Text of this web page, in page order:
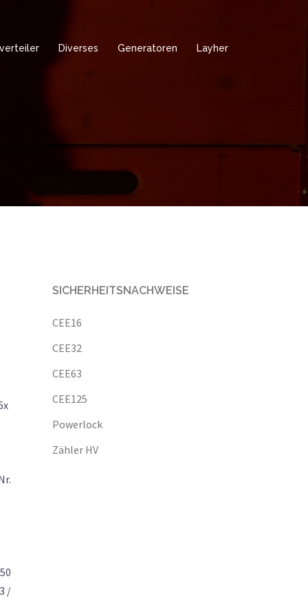
Diverses Generatoren Layher
/
SICHERHEITSNACHWEISE
CEE16
CEE32
CEE63
CEE125
Powerlock
Zähler HV